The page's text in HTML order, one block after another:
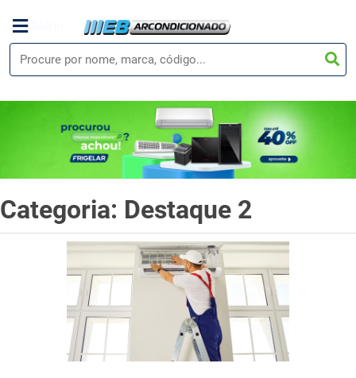
Categoria: Destaque 2